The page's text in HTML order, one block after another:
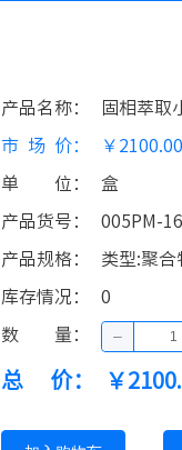
产品名称： 固相萃取
市场价： ￥2100.00
单位 ： 盒
产品货号 ： 005PM-
产品规格： 类型:聚
库存情况 ： 0
数量 ：
总价： ￥